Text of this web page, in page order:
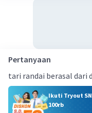
Pertanyaan
tari randai berasal dari
Ikuti Tryout
100rb